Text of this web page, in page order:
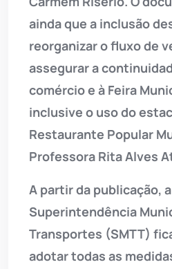
ainda que a inclusão
reorganizar o fluxo de
assegurar a
comércio e à Feira
inclusive o uso do
Restaurante Popular
Professora Rita Alves
A partir da publicação, a
Superintendência
Transportes (SMTT)
adotar todas as